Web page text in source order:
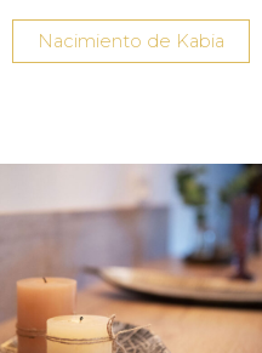
Nacimiento de Kabia